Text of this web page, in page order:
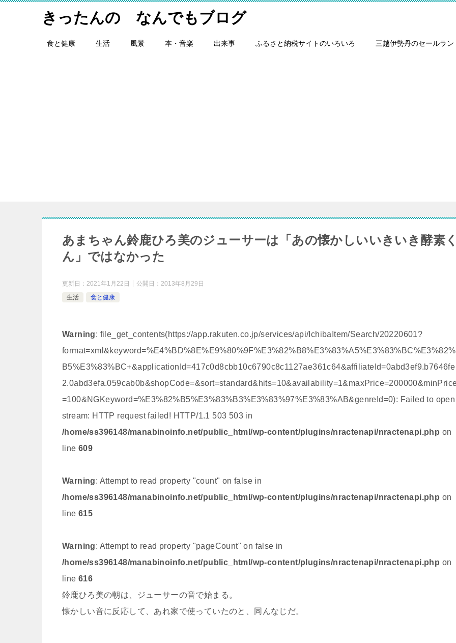
きったんの なんでもブログ
食と健康 生活 風景 本・音楽 出来事 ふるさと納税サイトのいろいろ 三越伊勢丹のセールラン
あまちゃん鈴鹿ひろ美のジューサーは「あの懐かしいいきいき酵素
ん」ではなかった
更新日： 2021年1月22日 公開日： 2013年8月29日
生活
食と健康
Warning: file_get_contents(https://app.rakuten.co.jp/services/api/IchibaItem/Search/20220601?
format=xml&keyword=%E4%BD%8E%E9%80%9F%E3%82%B8%E3%83%A5%E3%83%BC%E3%82%
B5%E3%83%BC+&applicationId=417c0d8cbb10c6790c8c1127ae361c64&affiliateId=0abd3ef9.b7646fe
=100&NGKeyword=%E3%82%B5%E3%83%B3%E3%83%97%E3%83%AB&genreId=0): Failed to open
stream: HTTP request failed! HTTP/1.1 503 503 in
/home/ss396148/manabinoinfo.net/public_html/wp-content/plugins/nractenapi/nractenapi.php on
line 609
Warning: Attempt to read property "count" on false in
/home/ss396148/manabinoinfo.net/public_html/wp-content/plugins/nractenapi/nractenapi.php on
line 615
Warning: Attempt to read property "pageCount" on false in
/home/ss396148/manabinoinfo.net/public_html/wp-content/plugins/nractenapi/nractenapi.php on
line 616
鈴鹿ひろ美の朝は、ジューサーの音で始まる。
懐かしい音に反応して、あれ家で使っていたのと、同んなじだ。